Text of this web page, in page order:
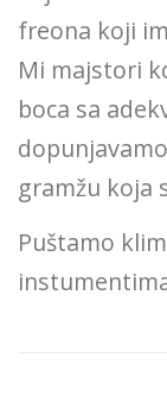
freona koji
Mi majstori
boca sa
gramžu koja
Puštamo